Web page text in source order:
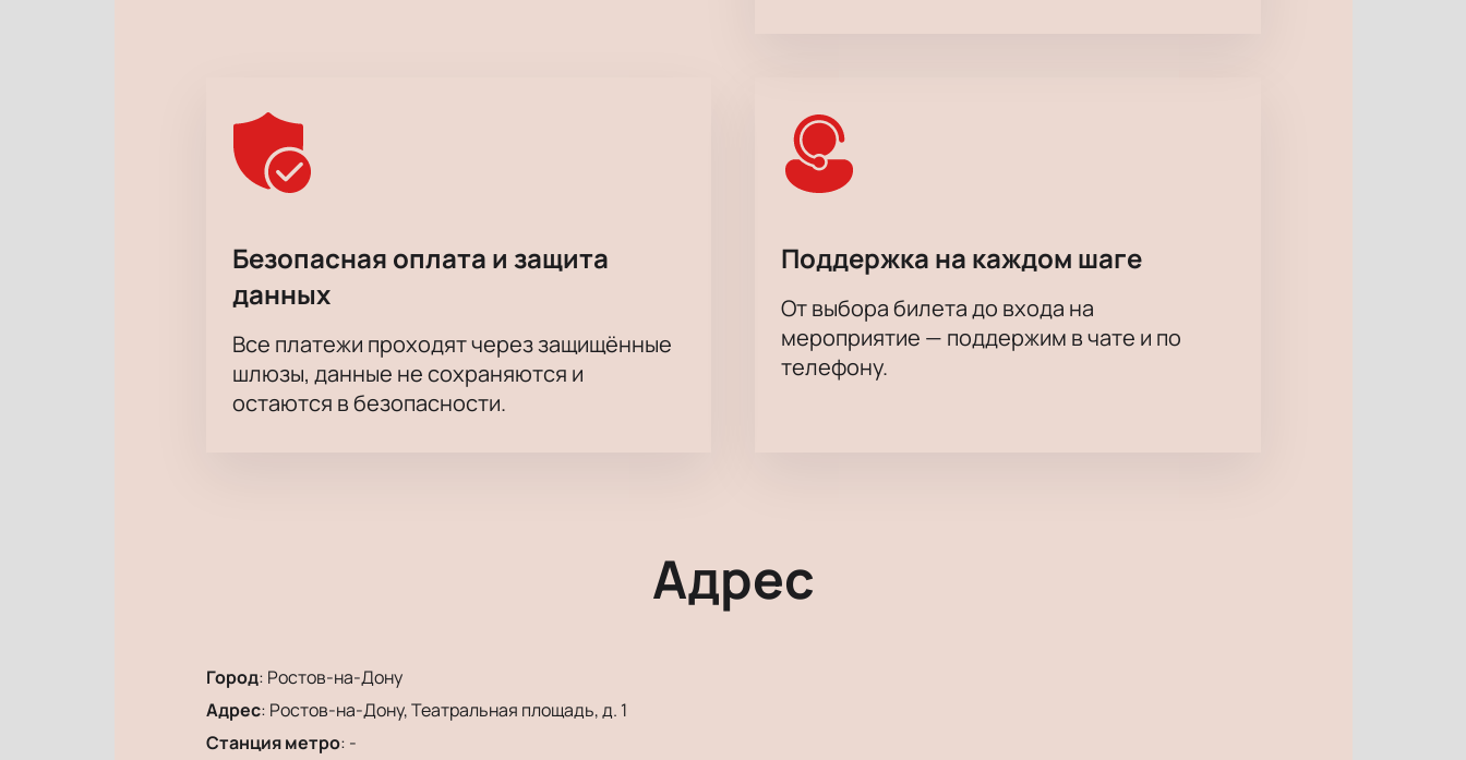
Безопасная оплата и защита
данных
Все платежи проходят через защищённые
шлюзы, данные не сохраняются и
остаются в безопасности.
Поддержка на каждом шаге
От выбора билета до входа на
мероприятие — поддержим в чате и по
телефону.
Адрес
Город: Ростов-на-Дону
Адрес: Ростов-на-Дону, Театральная площадь, д. 1
Станция метро: -